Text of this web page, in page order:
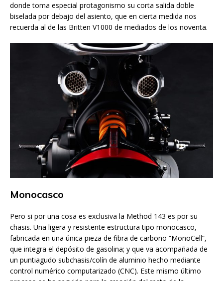
donde toma especial protagonismo su corta salida doble
biselada por debajo del asiento, que en cierta medida nos
recuerda al de las Britten V1000 de mediados de los noventa.
Monocasco
Pero si por una cosa es exclusiva la Method 143 es por su
chasis. Una ligera y resistente estructura tipo monocasco,
fabricada en una única pieza de fibra de carbono “MonoCell”,
que integra el depósito de gasolina; y que va acompañada de
un puntiagudo subchasis/colín de aluminio hecho mediante
control numérico computarizado (CNC). Este mismo último